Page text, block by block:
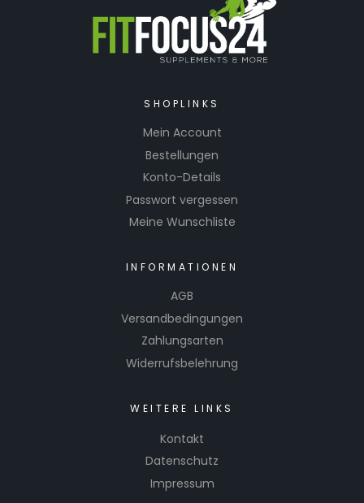
SHOPLINKS
Mein Account
Bestellungen
Konto-Details
Passwort vergessen
Meine Wunschliste
INFORMATIONEN
AGB
Versandbedingungen
Zahlungsarten
Widerrufsbelehrung
WEITERE LINKS
Kontakt
Datenschutz
Impressum